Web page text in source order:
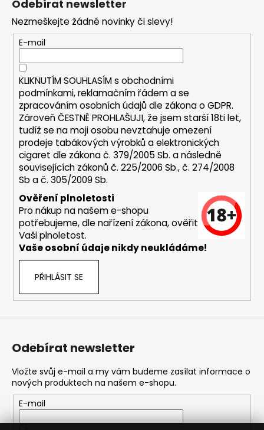
a
c
í
p
r
v
k
y
v
ý
p
i
Odebírat newsletter
Nezmeškejte žádné novinky či slevy!
E-mail
KLIKNUTÍM SOUHLASÍM s obchodními
podmínkami,reklamačním řádem a se
zpracováním osobních údajů dle zákona oGDPR.
Zároveň ČESTNĚ PROHLAŠUJI, že jsem starší 18ti let,
tudíž se na moji osobu nevztahuje omezení
prodeje tabákových výrobků a elektronických
cigaret dle zákona č. 379/2005 Sb. a následně
souvisejících zákonů č. 225/2006 Sb., č. 274/2008
Sb a č. 305/2009 Sb.
Ověření plnoletosti
Pro nákup na našem e-shopu
potřebujeme, dle nařízení zákona, ověřit
Vaši plnoletost.
Vaše osobní údaje nikdy neukládáme!
PŘIHLÁSIT SE
Odebírat newsletter
Vložte svůj e-mail a my vám budeme zasílat informace o
nových produktech na našem e-shopu.
E-mail